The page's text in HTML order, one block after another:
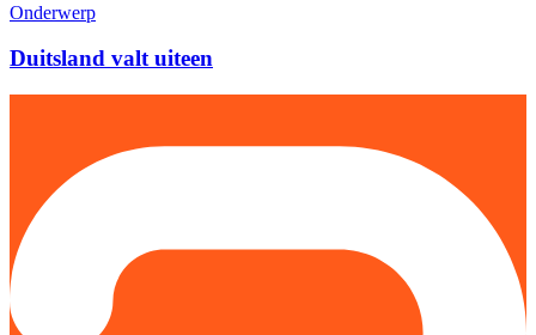
Onderwerp
Duitsland valt uiteen